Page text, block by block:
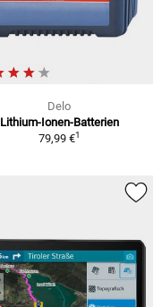
Delo
Lithium-Ionen-Batterien
79,99 €1